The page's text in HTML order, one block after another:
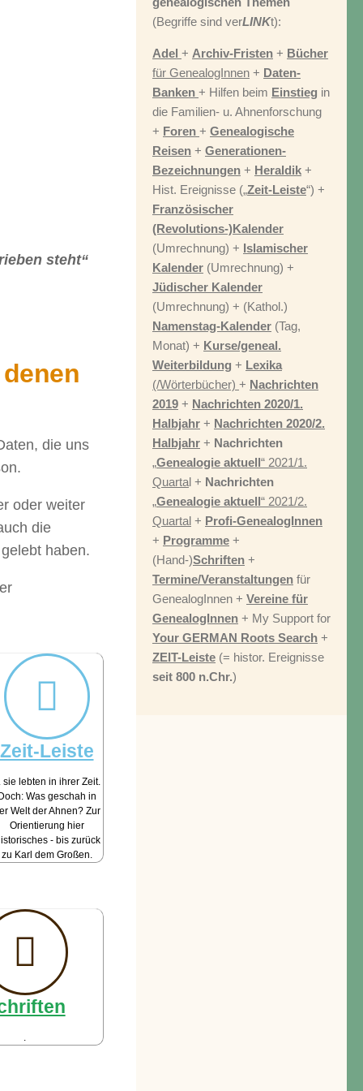
steht“
die uns
oder weiter
die
haben.
Zeit-Leiste
sie lebten in ihrer Zeit.
Was geschah in
Welt der Ahnen? Zur
Orientierung hier
- bis zurück
zu Karl dem Großen.
.
(Begriffe sind verLINKt):
Adel + Archiv-Fristen + Bücher
für GenealogInnen + Daten-
Banken + Hilfen beim Einstieg in
die Familien- u. Ahnenforschung
+ Foren + Genealogische
Reisen + Generationen-
Bezeichnungen + Heraldik +
Hist. Ereignisse („Zeit-Leiste“) +
Französischer
(Revolutions-)Kalender
(Umrechnung) + Islamischer
Kalender (Umrechnung) +
Jüdischer Kalender
(Umrechnung) + (Kathol.)
Namenstag-Kalender (Tag,
Monat) + Kurse/geneal.
Weiterbildung + Lexika
(/Wörterbücher) + Nachrichten
2019 + Nachrichten 2020/1.
Halbjahr + Nachrichten 2020/2.
Halbjahr + Nachrichten
„Genealogie aktuell“ 2021/1.
Quartal + Nachrichten
„Genealogie aktuell“ 2021/2.
Quartal + Profi-GenealogInnen
+ Programme +
(Hand-)Schriften +
Termine/Veranstaltungen für
GenealogInnen + Vereine für
GenealogInnen + My Support for
Your GERMAN Roots Search +
ZEIT-Leiste (= histor. Ereignisse
seit 800 n.Chr.)